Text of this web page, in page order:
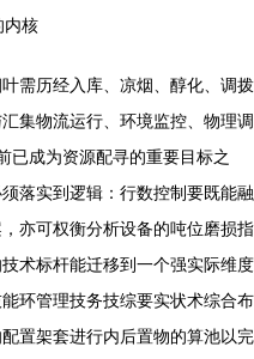
内核
需历经入库、凉烟、醇化、调拨
集物流运行、环境监控、物理调
已成为资源配寻的重要目标之
落实到逻辑：行数控制要既能融
亦可权衡分析设备的吨位磨损指
术标杆能迁移到一个强实际维度
环管理技务技综要实状术综合布
置架套进行内后置物的算池以完